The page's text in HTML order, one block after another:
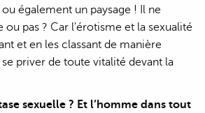
également un paysage ! Il ne
pas ? Car l'érotisme et la sexualité
et en les classant de manière
priver de toute vitalité devant la
sexuelle ? Et l’homme dans tout